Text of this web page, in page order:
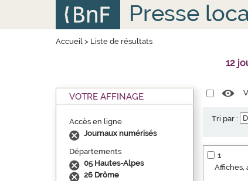
Presse
Accueil> Liste de résultats
12
VOTRE AFFINAGE
Accès en ligne
Journaux numérisés
Départements
05 Hautes-Alpes
26 Drôme
Tri par :
1
Affiches,
Panneau de gestion des cookies